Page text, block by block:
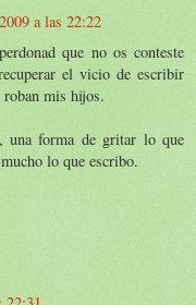
a las 22:22
que no os conteste
el vicio de escribir
roban mis hijos.
una forma de gritar lo que
lo que escribo.